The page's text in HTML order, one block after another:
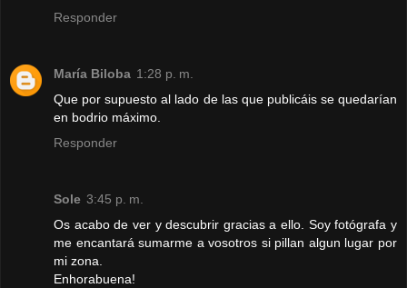
Responder
María Biloba 1:28 p. m.
Que por supuesto al lado de las que publicáis se quedarían
en bodrio máximo.
Responder
Sole 3:45 p. m.
Os acabo de ver y descubrir gracias a ello. Soy fotógrafa y
me encantará sumarme a vosotros si pillan algun lugar por
mi zona.
Enhorabuena!